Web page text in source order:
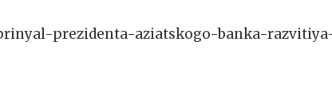
prezidenta-aziatskogo-banka-